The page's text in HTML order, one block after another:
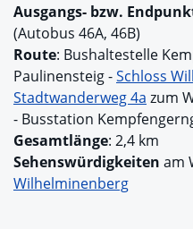
Ausgangs- bzw.
(Autobus 46A, 46B)
Route: Bushaltestelle
Paulinensteig -Schloss
Stadtwanderweg 4a zum
- Busstation
Gesamtlänge: 2,4 km
Sehenswürdigkeiten am
Wilhelminenberg